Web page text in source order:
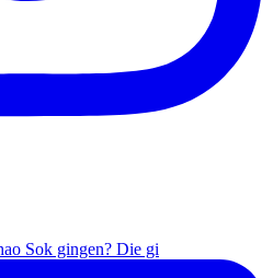
Sok gingen? Die gi